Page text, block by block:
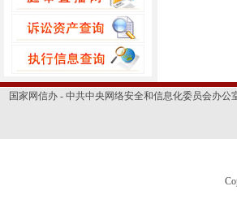
国家网信办 - 中共中央网络安全和信息化委员会办公